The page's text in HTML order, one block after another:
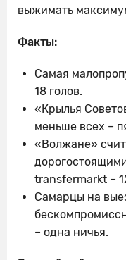
выжимать
Факты:
Самая
18 голов.
«Крылья
меньше всех –
«Волжане»
transfermarkt –
Самарцы на
– одна ничья.